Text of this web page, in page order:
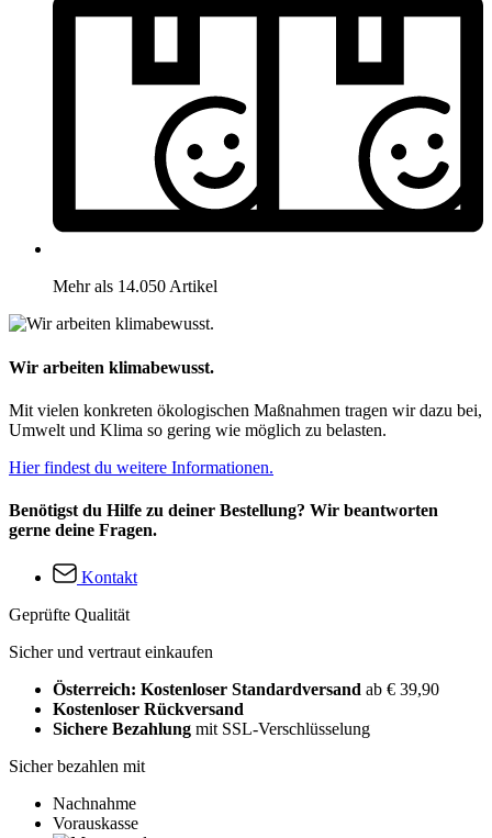
Mehr als 14.050 Artikel
Wir arbeiten klimabewusst.
Mit vielen konkreten ökologischen Maßnahmen tragen wir dazu bei,
Umwelt und Klima so gering wie möglich zu belasten.
Hier findest du weitere Informationen.
Benötigst du Hilfe zu deiner Bestellung? Wir beantworten
gerne deine Fragen.
Kontakt
Geprüfte Qualität
Sicher und vertraut einkaufen
Österreich: Kostenloser Standardversand ab € 39,90
Kostenloser Rückversand
Sichere Bezahlung mit SSL-Verschlüsselung
Sicher bezahlen mit
Nachnahme
Vorauskasse